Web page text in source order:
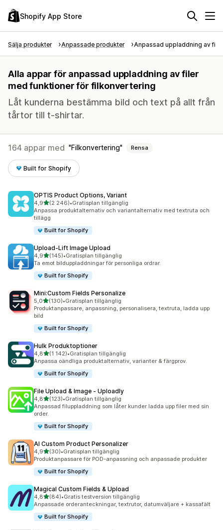
Shopify App Store
Sälja produkter Anpassade produkter Anpassad uppladdning av filer
Alla appar för anpassad uppladdning av filer
med funktioner för filkonvertering
Låt kunderna bestämma bild och text på allt från
tårtor till t-shirtar.
164 appar med Filkonvertering Rensa
Built for Shopify
OPTIS Product Options, Variant
4,9av 5 stjärnor
(2 246)
2246 recensioner totalt
•Gratisplan tillgänglig
Anpassa produktalternativ och variantalternativ med textruta och
tillägg
Built for Shopify
Upload‑Lift Image Upload
4,9av 5 stjärnor
(145)
145 recensioner totalt
•Gratisplan tillgänglig
Ta emot bilduppladdningar för personliga ordrar.
Built for Shopify
Mini:Custom Fields Personalize
5,0av 5 stjärnor
(130)
130 recensioner totalt
•Gratisplan tillgänglig
Produktanpassare, anpassning, personalisera, textruta, ladda upp
bild
Built for Shopify
Hulk Produktoptioner
4,8av 5 stjärnor
(1 142)
1142 recensioner totalt
•Gratisplan tillgänglig
Anpassa oändliga produktalternativ, varianter & färgprov.
Built for Shopify
File Upload & Image ‑ Uploadly
4,8av 5 stjärnor
(123)
123 recensioner totalt
•Gratisplan tillgänglig
Anpassad filuppladdning som låter kunder ladda upp filer med sin
order.
Built for Shopify
AI Custom Product Personalizer
4,9av 5 stjärnor
(30)
30 recensioner totalt
•Gratisplan tillgänglig
Produktanpassare för POD-anpassning och anpassade produkter
Built for Shopify
Magical Custom Fields & Upload
4,8av 5 stjärnor
(84)
84 recensioner totalt
•Gratis testversion tillgänglig
Anpassade orderanteckningar, textrutor, datumväljare + kassafält
Built for Shopify